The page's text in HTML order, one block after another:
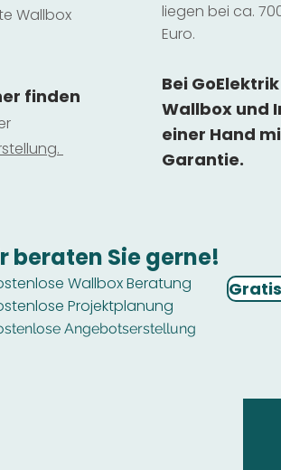
Wallbox
finden
g.
liegen bei ca.
Euro.
Bei
Wallbox und
einer Hand
Garantie.
beraten Sie gerne!
Wallbox Beratung
Projektplanung
Angebotserstellung